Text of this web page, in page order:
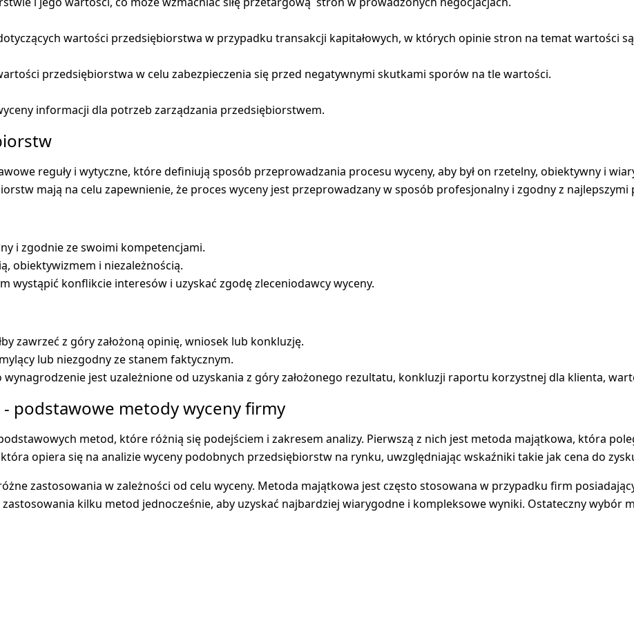
wartości przedsiębiorstwa w przypadku transakcji kapitałowych, w których opinie stron na temat wartości
przedsiębiorstwa w celu zabezpieczenia się przed negatywnymi skutkami sporów na tle wartości.
informacji dla potrzeb zarządzania przedsiębiorstwem.
reguły i wytyczne, które definiują sposób przeprowadzania procesu wyceny, aby był on rzetelny, obiektywny i
mają na celu zapewnienie, że proces wyceny jest przeprowadzany w sposób profesjonalny i zgodny z
i zgodnie ze swoimi kompetencjami.
obiektywizmem i niezależnością.
wystąpić konflikcie interesów i uzyskać zgodę zleceniodawcy wyceny.
zawrzeć z góry założoną opinię, wniosek lub konkluzję.
lub niezgodny ze stanem faktycznym.
jest uzależnione od uzyskania z góry założonego rezultatu, konkluzji raportu korzystnej dla klienta,
podstawowe metody wyceny firmy
metod, które różnią się podejściem i zakresem analizy. Pierwszą z nich jest metoda majątkowa, która
opiera się na analizie wyceny podobnych przedsiębiorstw na rynku, uwzględniając wskaźniki takie jak cena do
zastosowania w zależności od celu wyceny. Metoda majątkowa jest często stosowana w przypadku firm
kilku metod jednocześnie, aby uzyskać najbardziej wiarygodne i kompleksowe wyniki. Ostateczny